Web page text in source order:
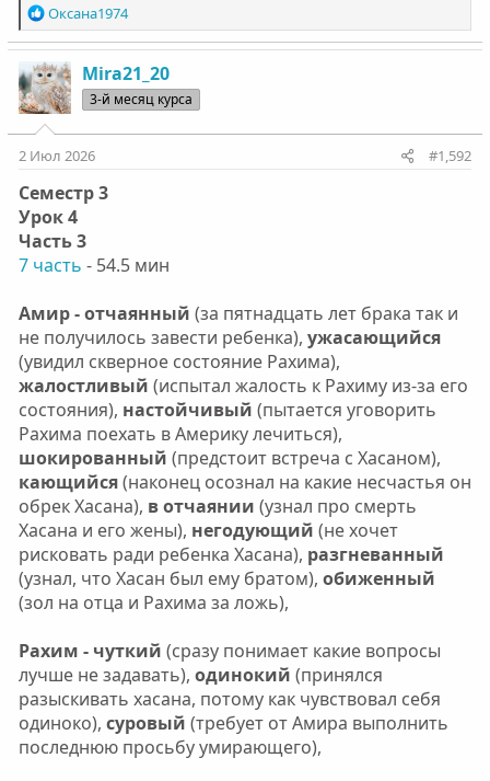
Р
е
а
к
ц
и
и
:
Оксана1974
Mira21_20
3-й месяц курса
2 Июл 2026 #1,592
Семестр 3
Урок 4
Часть 3
7 часть - 54.5 мин
Амир - отчаянный (за пятнадцать лет брака так и
не получилось завести ребенка), ужасающийся
(увидил скверное состояние Рахима),
жалостливый (испытал жалость к Рахиму из-за его
состояния), настойчивый (пытается уговорить
Рахима поехать в Америку лечиться),
шокированный (предстоит встреча с Хасаном),
кающийся(наконец осознал на какие несчастья он
обрек Хасана), в отчаянии (узнал про смерть
Хасана и его жены), негодующий (не хочет
рисковать ради ребенка Хасана), разгневанный
(узнал, что Хасан был ему братом), обиженный
(зол на отца и Рахима за ложь),
Рахим - чуткий (сразу понимает какие вопросы
лучше не задавать), одинокий (принялся
разыскивать хасана, потому как чувствовал себя
одиноко), суровый (требует от Амира выполнить
последнюю просьбу умирающего),